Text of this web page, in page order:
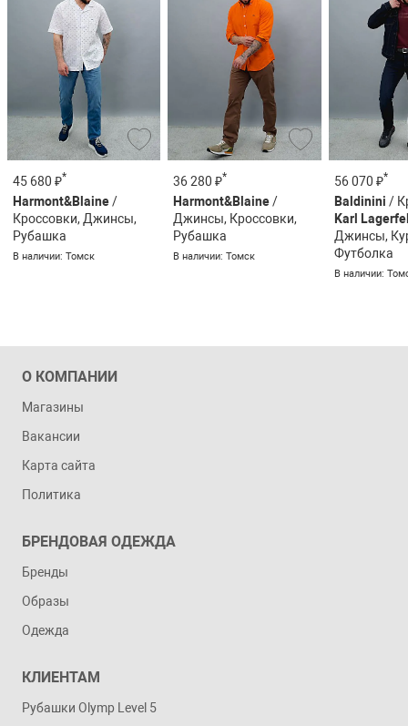
45 680 ₽*
Harmont&Blaine/
Кроссовки, Джинсы,
Рубашка
В наличии: Томск
36 280 ₽*
Harmont&Blaine/
Джинсы, Кроссовки,
Рубашка
В наличии: Томск
56 070 ₽*
Baldinini /
Karl
Джинсы,
Футболка
В наличии:
О КОМПАНИИ
Магазины
Вакансии
Карта сайта
Политика
БРЕНДОВАЯ ОДЕЖДА
Бренды
Образы
Одежда
КЛИЕНТАМ
Рубашки Olymp Level 5